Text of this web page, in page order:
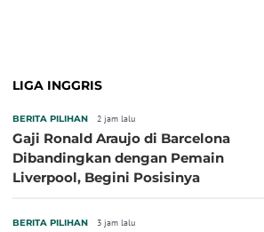
LIGA INGGRIS
BERITA PILIHAN 2 jam lalu
Gaji Ronald Araujo di Barcelona
Dibandingkan dengan Pemain
Liverpool, Begini Posisinya
BERITA PILIHAN 3 jam lalu